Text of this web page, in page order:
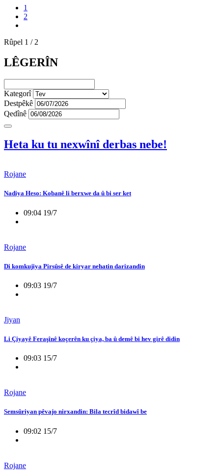
1
2
Rûpel 1 / 2
LÊGERÎN
Kategorî
Destpêkê
Qedînê
Heta ku tu nexwînî derbas nebe!
Rojane
Nadiya Heso: Kobanê li berxwe da û bi ser ket
09:04 19/7
Rojane
Di komkujiya Pirsûsê de kiryar nehatin darizandin
09:03 19/7
Jiyan
Li Çiyayê Feraşînê koçerên ku çiya, ba û demê bi hev girê didin
09:03 15/7
Rojane
Semsûriyan pêvajo nirxandin: Bila tecrîd bidawî be
09:02 15/7
Rojane